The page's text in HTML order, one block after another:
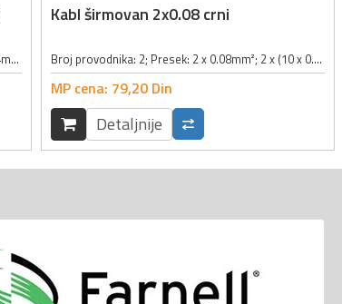
Broj provodnika: 2; Presek: 2 x 11(0.19mm) - 0.34mm²; Unutrašnje opletanje provodnika: 0.12mm x 61; OFC(Oxygene Free Cable) kabl; Spoljni prečnik: 6mm; Boja: crna;
Kabl širmovan 2x0.08 crni
Broj provodnika: 2; Presek: 2 x 0.08mm²; 2 x (10 x 0.10mm) / (28 x 0.12mm); Širmovan; Dimenzije: 2.8 x 5.6mm; Boja: crna;
MP cena: 79,20 Din
Detaljnije